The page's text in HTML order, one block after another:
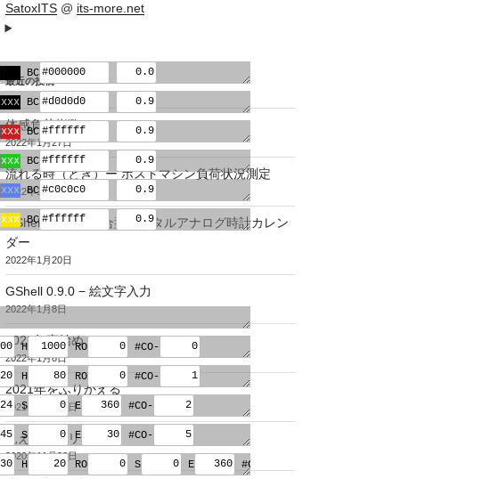
BC
xxx BC
xxx BC
xxx BC
xxx BC
xxx BC
H RO #CO-
H RO #CO-
S E #CO-
S E #CO-
H RO S E #CO-
SatoxITS@ its-more.net
最近の投稿
体感負荷指数
2022年1月27日
流れる時（とき）ー ホストマシン負荷状況測定
2022年1月22日
GShell 0.9.1 − 統合型デジタルアナログ時計カレン
ダー
2022年1月20日
GShell 0.9.0 − 絵文字入力
2022年1月8日
2022年事始め
2022年1月8日
2021年をふりかえる
2021年12月30日
見えるスクリプト
2020年11月22日